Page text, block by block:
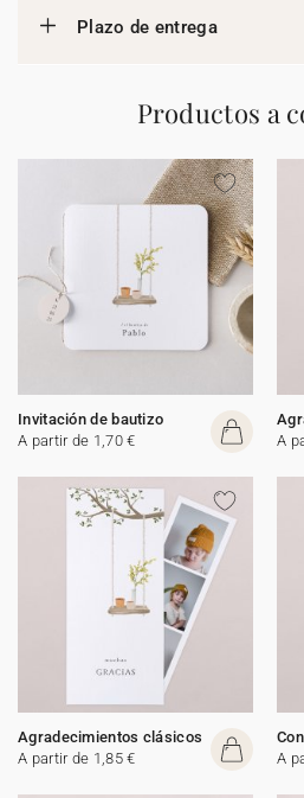
Plazo de entrega
Productos a
Invitación de bautizo
A partir de 1,70 €
A
Agradecimientos clásicos
A partir de 1,85 €
A